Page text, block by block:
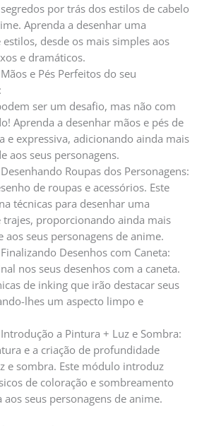
por trás dos estilos de cabelo
Aprenda a desenhar uma
desde os mais simples aos
e dramáticos.
e Pés Perfeitos do seu
ser um desafio, mas não com
Aprenda a desenhar mãos e pés de
e expressiva, adicionando ainda mais
aos seus personagens.
Roupas dos Personagens:
de roupas e acessórios. Este
técnicas para desenhar uma
trajes, proporcionando ainda mais
aos seus personagens de anime.
Desenhos com Caneta:
nos seus desenhos com a caneta.
de inking que irão destacar seus
lhes um aspecto limpo e
a Pintura + Luz e Sombra:
e a criação de profundidade
e sombra. Este módulo introduz
de coloração e sombreamento
aos seus personagens de anime.